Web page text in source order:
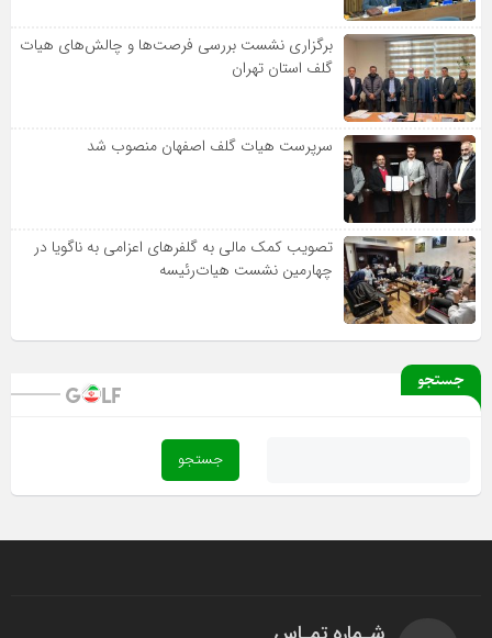
برگزاری نشست بررسی فرصت‌ها و چالش‌های هیات
گلف استان تهران
سرپرست هیات گلف اصفهان منصوب شد
تصویب کمک مالی به گلفرهای اعزامی به ناگویا در
چهارمین نشست هیات‌رئیسه
جستجو